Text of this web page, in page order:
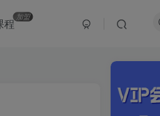
程 加盟